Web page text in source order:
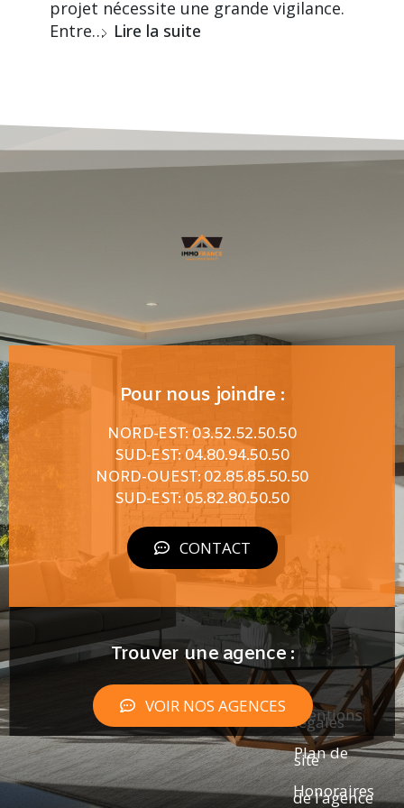
projet nécessite une grande vigilance.
Entre… Lire la suite
Pour nous joindre :
NORD-EST: 03.52.52.50.50
SUD-EST: 04.80.94.50.50
NORD-OUEST: 02.85.85.50.50
SUD-EST: 05.82.80.50.50
CONTACT
Trouver une agence :
VOIR NOS AGENCES Mentions
légales
Plan de
site
Honoraires
de l’agence